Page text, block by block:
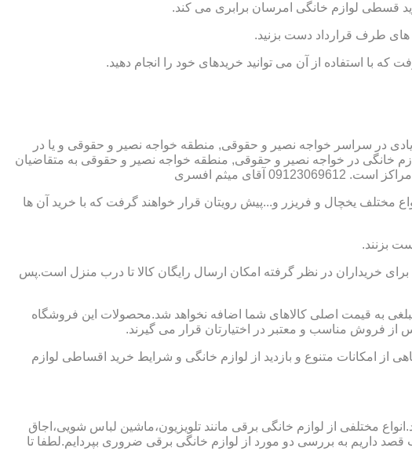
قسطی لوازم خانگی امرسان برابری می کند.
های طرف قرارداد دست بزنید.
با استفاده از آن می توانید خریدهای خود را انجام دهید.
در سراسر خواجه نصیر و حقوقی, منطقه خواجه نصیر و حقوقی و یا در
خانگی در خواجه نصیر و حقوقی, منطقه خواجه نصیر و حقوقی به متقاضیان
میثم افسری
مختلف یخچال و فریزر و...پیش رویتان قرار خواهند گرفت که با خرید آن ها
بزنند.
خریداران در نظر گرفته امکان ارسال رایگان کالا تا درب منزل است.پس
به قیمت اصلی کالاهای شما اضافه نخواهد شد.محصولات این فروشگاه
فروش مناسب و معتبر در اختیارتان قرار می گیرند.
امکانات متنوع و بازدید از لوازم خانگی و شرایط خرید اقساطی لوازم
مختلفی از لوازم خانگی برقی مانند تلویزیون،ماشین لباس شویی،اجاق
داریم به بررسی دو مورد از لوازم خانگی برقی ضروری بپردایم.لطفا تا